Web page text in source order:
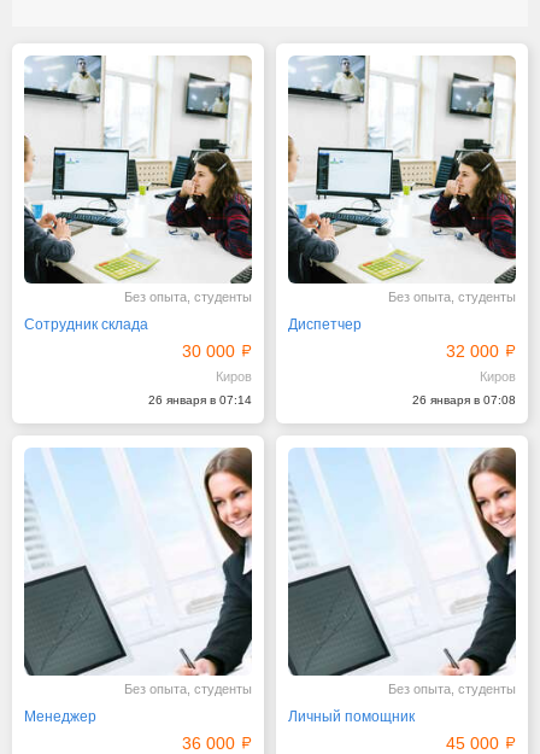
Без опыта, студенты
Сотрудник склада
30 000
Киров
26 января в 07:14
Без опыта, студенты
Диспетчер
32 000
Киров
26 января в 07:08
Без опыта, студенты
Менеджер
36 000
Без опыта, студенты
Личный помощник
45 000